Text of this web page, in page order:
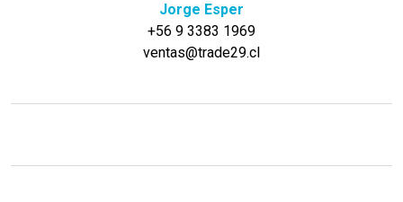
Jorge Esper
+56 9 3383 1969
ventas@trade29.cl